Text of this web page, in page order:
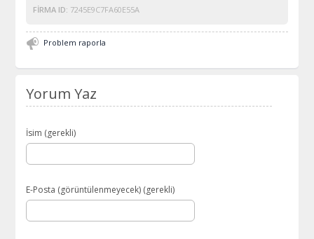
FIRMA ID: 7245E9C7FA60E55A
Problem raporla
Yorum Yaz
İsim (gerekli)
E-Posta (görüntülenmeyecek) (gerekli)